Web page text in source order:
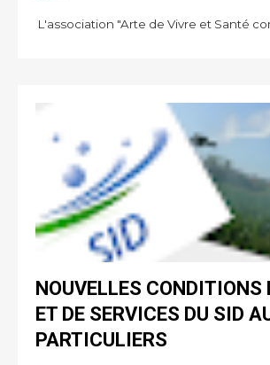
L'association "Arte de Vivre et Santé
NOUVELLES CONDITIONS
ET DE SERVICES DU SID
PARTICULIERS